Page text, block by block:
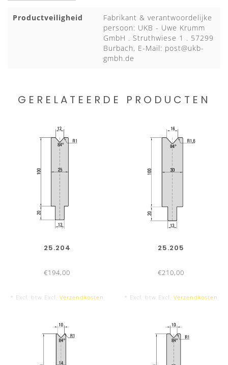
Productveiligheid
Fabrikant & verantwoordelijke
persoon: UKB - Uwe Krumm
GmbH . Struthwiese 1 . 57299
Burbach, E-Mail: post@ukb-
gmbh.de
GERELATEERDE PRODUCTEN
25.204
€194,00
* Excl. btw Excl. Verzendkosten
25.205
€210,00
* Excl. btw Excl. Verzendkosten